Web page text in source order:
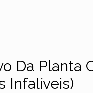
Da Planta
Infalíveis)